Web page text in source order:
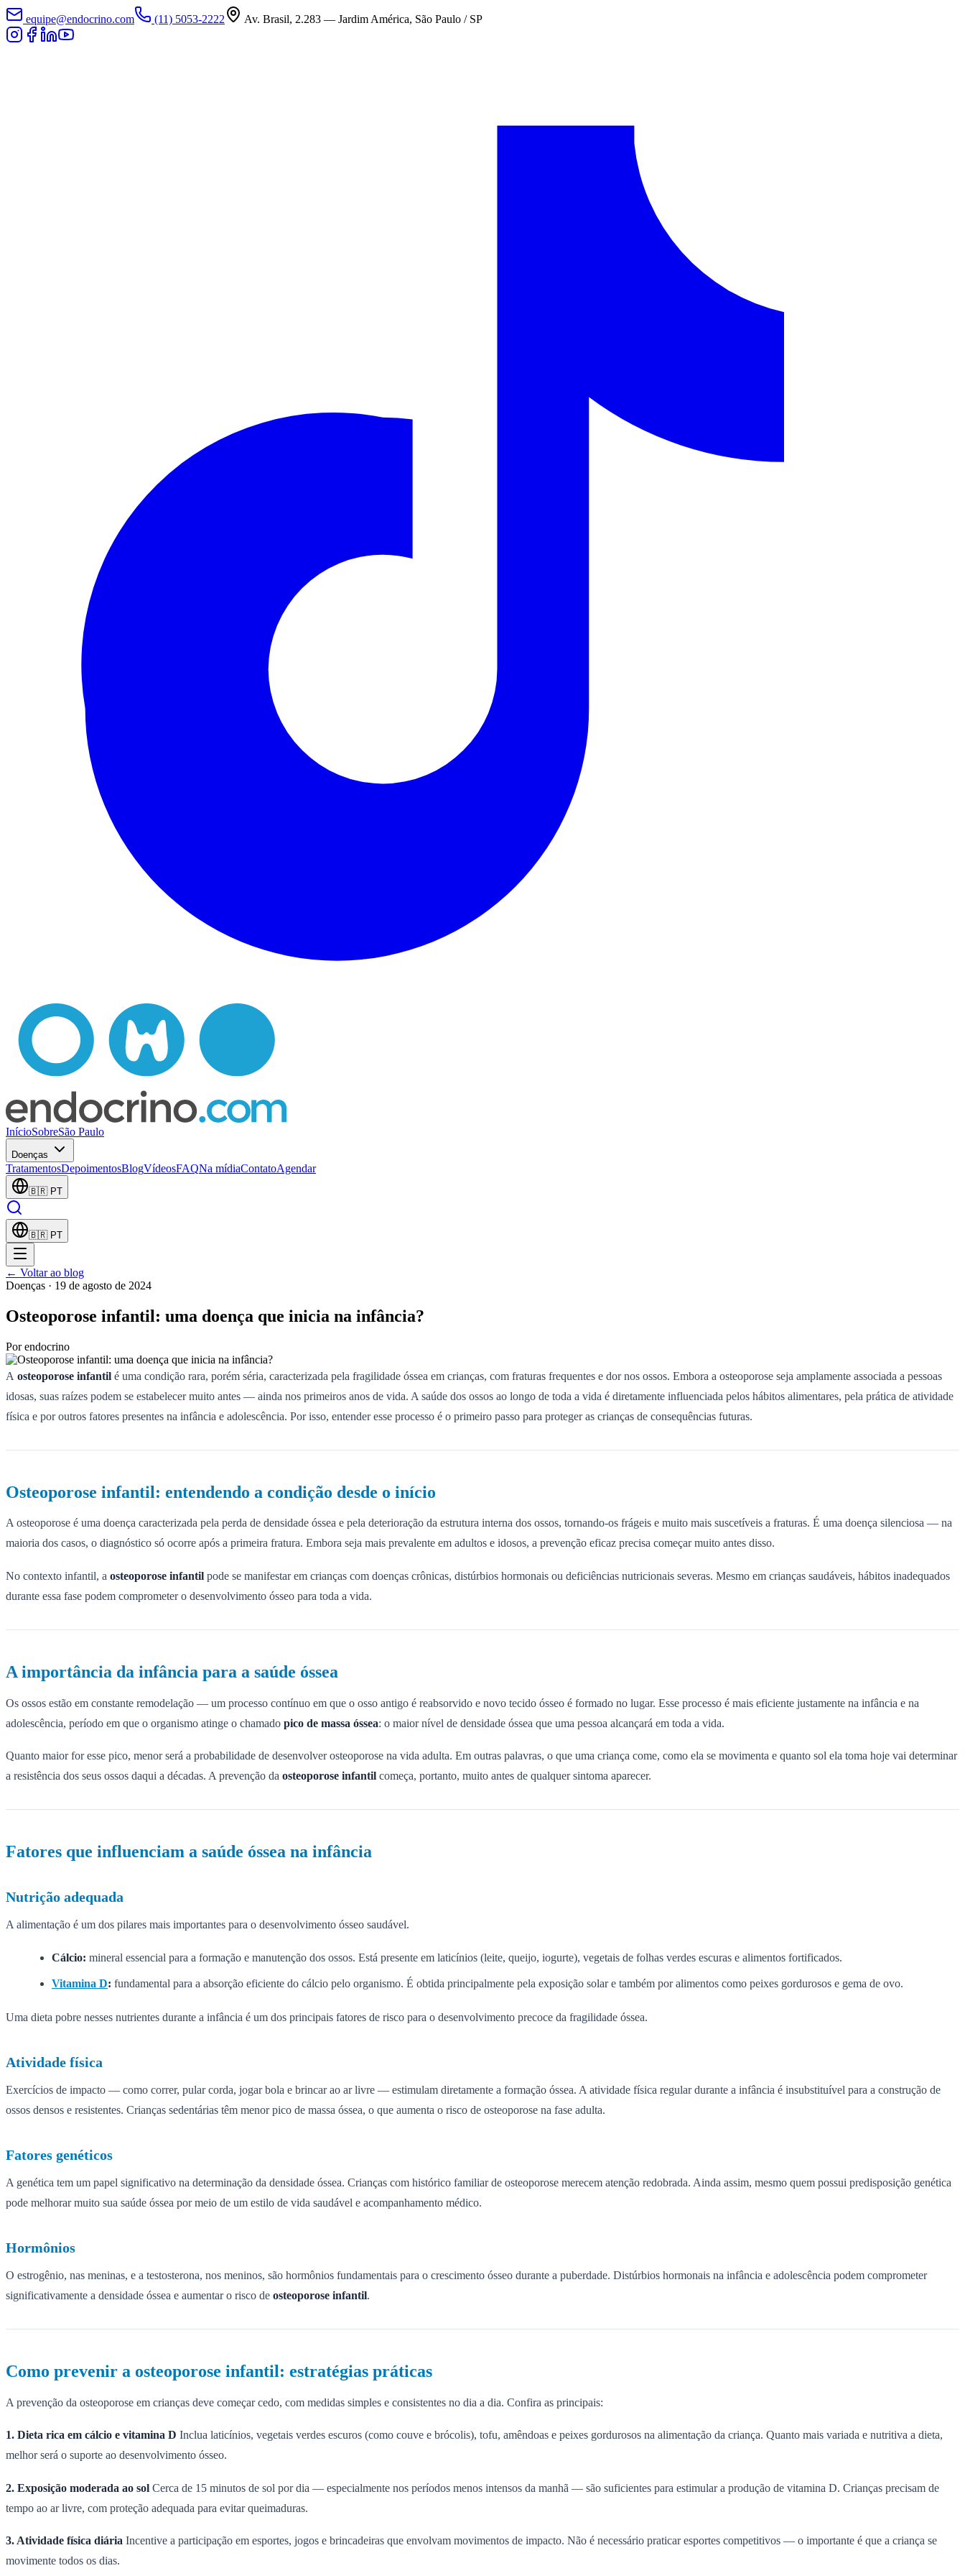
equipe@endocrino.com (11) 5053-2222 Av. Brasil, 2.283 — Jardim América, São Paulo / SP
InícioSobreSão Paulo
Doenças
TratamentosDepoimentosBlogVídeosFAQNa mídiaContatoAgendar
🇧🇷 PT
🇧🇷 PT
← Voltar ao blog
Doenças · 19 de agosto de 2024
Osteoporose infantil: uma doença que inicia na infância?
Porendocrino
A osteoporose infantil é uma condição rara, porém séria, caracterizada pela fragilidade óssea em crianças, com fraturas frequentes e dor nos ossos. Embora a osteoporose seja amplamente associada a pessoas
idosas, suas raízes podem se estabelecer muito antes — ainda nos primeiros anos de vida. A saúde dos ossos ao longo de toda a vida é diretamente influenciada pelos hábitos alimentares, pela prática de atividade
física e por outros fatores presentes na infância e adolescência. Por isso, entender esse processo é o primeiro passo para proteger as crianças de consequências futuras.
Osteoporose infantil: entendendo a condição desde o início
A osteoporose é uma doença caracterizada pela perda de densidade óssea e pela deterioração da estrutura interna dos ossos, tornando-os frágeis e muito mais suscetíveis a fraturas. É uma doença silenciosa — na
maioria dos casos, o diagnóstico só ocorre após a primeira fratura. Embora seja mais prevalente em adultos e idosos, a prevenção eficaz precisa começar muito antes disso.
No contexto infantil, a osteoporose infantil pode se manifestar em crianças com doenças crônicas, distúrbios hormonais ou deficiências nutricionais severas. Mesmo em crianças saudáveis, hábitos inadequados
durante essa fase podem comprometer o desenvolvimento ósseo para toda a vida.
A importância da infância para a saúde óssea
Os ossos estão em constante remodelação — um processo contínuo em que o osso antigo é reabsorvido e novo tecido ósseo é formado no lugar. Esse processo é mais eficiente justamente na infância e na
adolescência, período em que o organismo atinge o chamado pico de massa óssea: o maior nível de densidade óssea que uma pessoa alcançará em toda a vida.
Quanto maior for esse pico, menor será a probabilidade de desenvolver osteoporose na vida adulta. Em outras palavras, o que uma criança come, como ela se movimenta e quanto sol ela toma hoje vai determinar
a resistência dos seus ossos daqui a décadas. A prevenção da osteoporose infantil começa, portanto, muito antes de qualquer sintoma aparecer.
Fatores que influenciam a saúde óssea na infância
Nutrição adequada
A alimentação é um dos pilares mais importantes para o desenvolvimento ósseo saudável.
Cálcio: mineral essencial para a formação e manutenção dos ossos. Está presente em laticínios (leite, queijo, iogurte), vegetais de folhas verdes escuras e alimentos fortificados.
Vitamina D: fundamental para a absorção eficiente do cálcio pelo organismo. É obtida principalmente pela exposição solar e também por alimentos como peixes gordurosos e gema de ovo.
Uma dieta pobre nesses nutrientes durante a infância é um dos principais fatores de risco para o desenvolvimento precoce da fragilidade óssea.
Atividade física
Exercícios de impacto — como correr, pular corda, jogar bola e brincar ao ar livre — estimulam diretamente a formação óssea. A atividade física regular durante a infância é insubstituível para a construção de
ossos densos e resistentes. Crianças sedentárias têm menor pico de massa óssea, o que aumenta o risco de osteoporose na fase adulta.
Fatores genéticos
A genética tem um papel significativo na determinação da densidade óssea. Crianças com histórico familiar de osteoporose merecem atenção redobrada. Ainda assim, mesmo quem possui predisposição genética
pode melhorar muito sua saúde óssea por meio de um estilo de vida saudável e acompanhamento médico.
Hormônios
O estrogênio, nas meninas, e a testosterona, nos meninos, são hormônios fundamentais para o crescimento ósseo durante a puberdade. Distúrbios hormonais na infância e adolescência podem comprometer
significativamente a densidade óssea e aumentar o risco de osteoporose infantil.
Como prevenir a osteoporose infantil: estratégias práticas
A prevenção da osteoporose em crianças deve começar cedo, com medidas simples e consistentes no dia a dia. Confira as principais:
1. Dieta rica em cálcio e vitamina D Inclua laticínios, vegetais verdes escuros (como couve e brócolis), tofu, amêndoas e peixes gordurosos na alimentação da criança. Quanto mais variada e nutritiva a dieta,
melhor será o suporte ao desenvolvimento ósseo.
2. Exposição moderada ao sol Cerca de 15 minutos de sol por dia — especialmente nos períodos menos intensos da manhã — são suficientes para estimular a produção de vitamina D. Crianças precisam de
tempo ao ar livre, com proteção adequada para evitar queimaduras.
3. Atividade física diária Incentive a participação em esportes, jogos e brincadeiras que envolvam movimentos de impacto. Não é necessário praticar esportes competitivos — o importante é que a criança se
movimente todos os dias.